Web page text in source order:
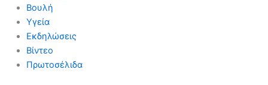
Βουλή
Υγεία
Εκδηλώσεις
Βίντεο
Πρωτοσέλιδα